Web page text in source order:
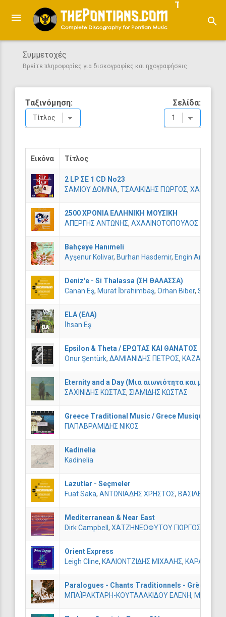
search
Συμμετοχές
Βρείτε πληροφορίες για δισκογραφίες και ηχογραφήσεις
Ταξινόμηση: Σελίδα:
Εικόνα Τίτλος
2 LP ΣΕ 1 CD Νο23
ΣΑΜΙΟΥ ΔΟΜΝΑ, ΤΣΑΛΙΚΙΔΗΣ ΓΙΩΡΓΟΣ,
2500 ΧΡΟΝΙΑ ΕΛΛΗΝΙΚΗ ΜΟΥΣΙΚΗ
ΑΠΕΡΓΗΣ ΑΝΤΩΝΗΣ, ΑΧΑΛΙΝΟΤΟΠΟΥΛΟΣ ΜΑΝΟΣ
Bahçeye Hanımeli
Ayşenur Kolivar, Burhan Hasdemir, Engin Arslan
Deniz'e - Si Thalassa (ΣΗ ΘΑΛΑΣΣΑ)
Canan Eş, Murat İbrahimbaş, Orhan Biber, Suat Kuş
ELA (ΕΛΑ)
İhsan Eş
Epsilon & Theta / ΕΡΩΤΑΣ ΚΑΙ ΘΑΝΑΤΟΣ
Onur Şentürk, ΔΑΜΙΑΝΙΔΗΣ ΠΕΤΡΟΣ, ΚΑΖΑΝΤΖΗ
Eternity and a Day (Μια αιωνιότητα και μια
ΣΑΧΙΝΙΔΗΣ ΚΩΣΤΑΣ, ΣΙΑΜΙΔΗΣ ΚΩΣΤΑΣ
Greece Traditional Music / Grece Musique
ΠΑΠΑΒΡΑΜΙΔΗΣ ΝΙΚΟΣ
Kadinelia
Kadinelia
Lazutlar - Seçmeler
Fuat Saka, ΑΝΤΩΝΙΑΔΗΣ ΧΡΗΣΤΟΣ, ΒΑΣΙΛΕΙΑΔΗΣ
Mediterranean & Near East
Dirk Campbell , ΧΑΤΖΗΝΕΟΦΥΤΟΥ ΓΙΩΡΓΟΣ
Orient Express
Leigh Cline, ΚΑΛΙΟΝΤΖΙΔΗΣ ΜΙΧΑΛΗΣ,
Paralogues - Chants Traditionnels - Grèce
ΜΠΑΪΡΑΚΤΑΡΗ-ΚΟΥΤΑΛΑΚΙΔΟΥ ΕΛΕΝΗ,